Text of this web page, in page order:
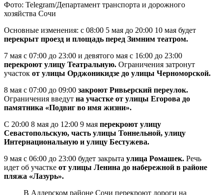
Фото: Telegram/Департамент транспорта и дорожного
хозяйства Сочи
Основные изменения: с 08:00 5 мая до 20:00 10 мая будет
перекрыт проезд и площадь перед Зимним театром.
7 мая с 07:00 до 23:00 и девятого мая с 16:00 до 23:00
перекроют улицу Театральную. Ограничения затронут
участок от улицы Орджоникидзе до улицы Черноморской.
8 мая с 07:00 до 09:00 закроют Ривьерский переулок.
Ограничения введут на участке от улицы Егорова до
памятника «Подвиг во имя жизни».
С 20:00 8 мая до 12:00 9 мая перекроют улицу
Севастопольскую, часть улицы Тоннельной, улицу
Интернациональную и улицу Бестужева.
9 мая с 06:00 до 23:00 будет закрыта улица Ромашек. Речь
идет об участке от улицы Ленина до набережной в районе
пляжа «Лазурь».
В Адлерском районе Сочи перекроют дороги на